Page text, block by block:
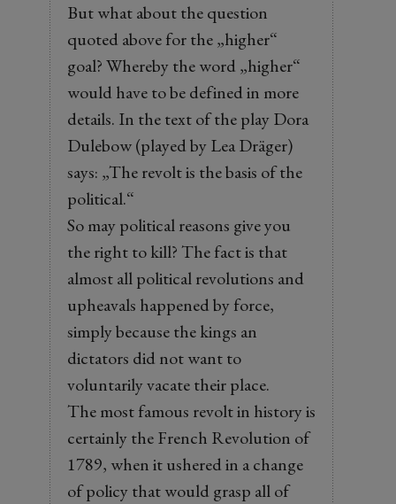
But what about the question
quoted above for the „higher“
goal? Whereby the word „higher“
would have to be defined in more
details. In the text of the play Dora
Dulebow (played by Lea Dräger)
says: „The revolt is the basis of the
political.“
So may political reasons give you
the right to kill? The fact is that
almost all political revolutions and
upheavals happened by force,
simply because the kings an
dictators did not want to
voluntarily vacate their place.
The most famous revolt in history is
certainly the French Revolution of
1789, when it ushered in a change
of policy that would grasp all of